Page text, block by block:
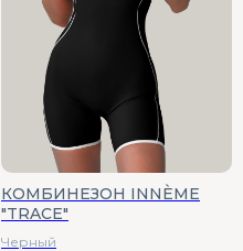
КОМБИНЕЗОН INNÈME
"TRACE"
Черный